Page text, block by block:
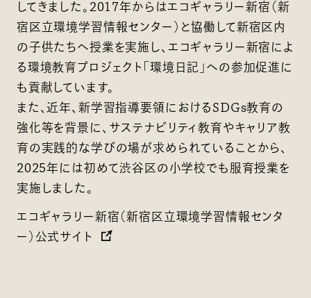
してきました。2017年からはエコギャラリー新宿（新
宿区立環境学習情報センター）と協働して新宿区内
の子供たちへ授業を実施し、エコギャラリー新宿によ
る環境教育プロジェクト「環境日記」への参加促進に
も貢献しています。
また、近年、新学習指導要領におけるSDGs教育の
強化等を背景に、サステナビリティ教育やキャリア教
育の実践的な学びの場が求められていることから、
2025年には初めて渋谷区の小学校でも服育授業を
実施しました。
エコギャラリー新宿（新宿区立環境学習情報センタ
ー）公式サイト